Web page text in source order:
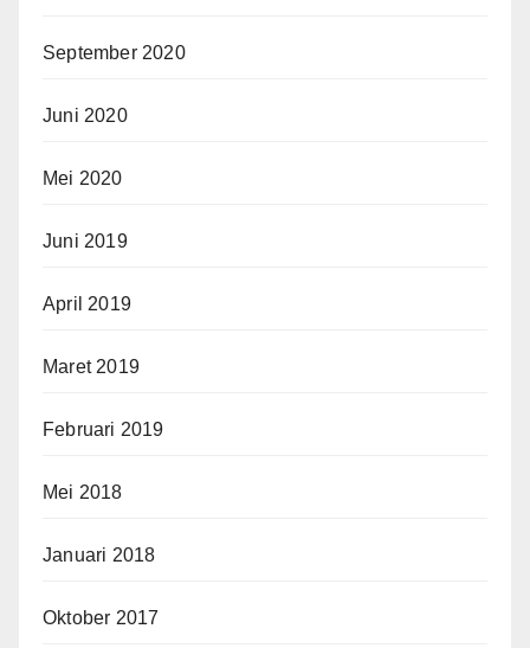
September 2020
Juni 2020
Mei 2020
Juni 2019
April 2019
Maret 2019
Februari 2019
Mei 2018
Januari 2018
Oktober 2017